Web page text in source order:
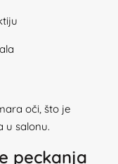
oči, što je
u salonu.
peckanja